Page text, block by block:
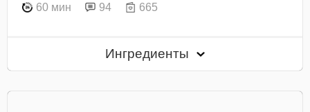
60 мин 94 665
Ингредиенты